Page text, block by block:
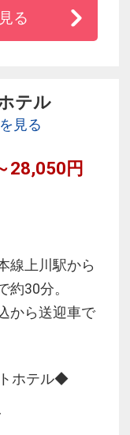
る
テル
見る
28,050円
線上川駅から
約30分。
から送迎車で
ホテル◆
で温泉を堪